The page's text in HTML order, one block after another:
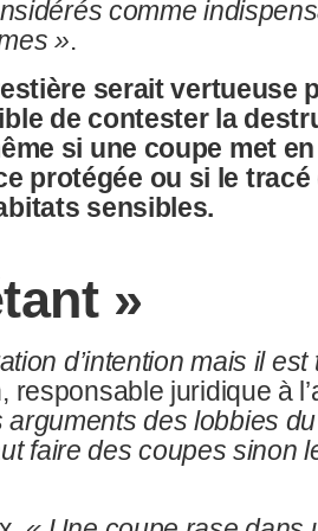
comme
».
serait vertueuse
de contester la
si une coupe met
protégée ou si le tracé
sensibles.
»
d’intention mais il
responsable juridique à
des lobbies
faire des coupes sinon